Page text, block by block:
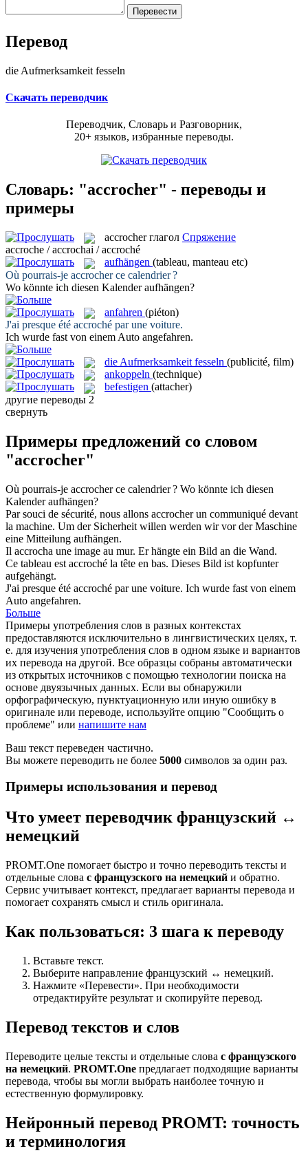
Перевод
die Aufmerksamkeit fesseln
Скачать переводчик
Переводчик, Словарь и Разговорник,
20+ языков, избранные переводы.
Словарь: "accrocher" - переводы и
примеры
accrocher глагол Спряжение
accroche / accrochai / accroché
aufhängen (tableau, manteau etc)
Où pourrais-je accrocherce calendrier ?
Wo könnte ich diesen Kalenderaufhängen?
anfahren (piéton)
J'ai presque été accroché par une voiture.
Ich wurde fast von einem Auto angefahren.
die Aufmerksamkeit fesseln (publicité, film)
ankoppeln (technique)
befestigen (attacher)
другие переводы 2
свернуть
Примеры предложений со словом
"accrocher"
Où pourrais-je accrocherce calendrier ? Wo könnte ich diesen
Kalenderaufhängen?
Par souci de sécurité, nous allons accrocherun communiqué devant
la machine. Um der Sicherheit willen werden wir vor der Maschine
eine Mitteilung aufhängen.
Il accrocha une image au mur. Erhängte ein Bild an die Wand.
Ce tableau est accroché la tête en bas. Dieses Bild ist kopfunter
aufgehängt.
J'ai presque été accroché par une voiture. Ich wurde fast von einem
Auto angefahren.
Больше
Примеры употребления слов в разных контекстах
предоставляются исключительно в лингвистических целях, т.
е. для изучения употребления слов в одном языке и вариантов
их перевода на другой. Все образцы собраны автоматически
из открытых источников с помощью технологии поиска на
основе двуязычных данных. Если вы обнаружили
орфографическую, пунктуационную или иную ошибку в
оригинале или переводе, используйте опцию "Сообщить о
проблеме" или напишите нам
Ваш текст переведен частично.
Вы можете переводить не более 5000 символов за один раз.
Примеры использования и перевод
Что умеет переводчик французский ↔
немецкий
PROMT.One помогает быстро и точно переводить тексты и
отдельные слова с французского на немецкий и обратно.
Сервис учитывает контекст, предлагает варианты перевода и
помогает сохранять смысл и стиль оригинала.
Как пользоваться: 3 шага к переводу
Вставьте текст.
Выберите направление французский ↔ немецкий.
Нажмите «Перевести». При необходимости
отредактируйте результат и скопируйте перевод.
Перевод текстов и слов
Переводите целые тексты и отдельные слова с французского
на немецкий. PROMT.One предлагает подходящие варианты
перевода, чтобы вы могли выбрать наиболее точную и
естественную формулировку.
Нейронный перевод PROMT: точность
и терминология